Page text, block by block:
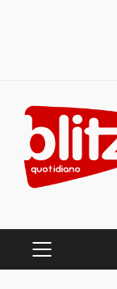
content
PRIMARY